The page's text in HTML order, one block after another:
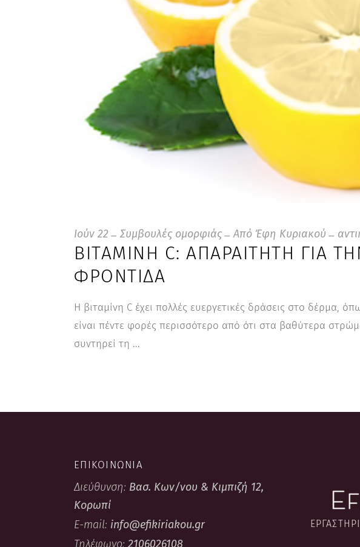
Ιούν 22 Συμβουλές ομορφιάς Από Έφη Κυριακού
ΒΙΤΑΜΊΝΗ C: ΑΠΑΡΑΊΤΗΤΗ ΓΙΑ
ΦΡΟΝΤΊΔΑ
Η βιταμίνη C έχει πολλές ευεργετικές δράσεις στο δέρμα,
είναι πέντε φορές περισσότερο από ότι στα βαθύτερα
συντηρεί τη
ΕΠΙΚΟΙΝΩΝΙΑ
Διεύθυνση: Βασ. Κων/νου & Κιμπιζή 12,
Κορωπί
E-mail: info@efikiriakou.gr
Τηλέφωνο: 2106026108